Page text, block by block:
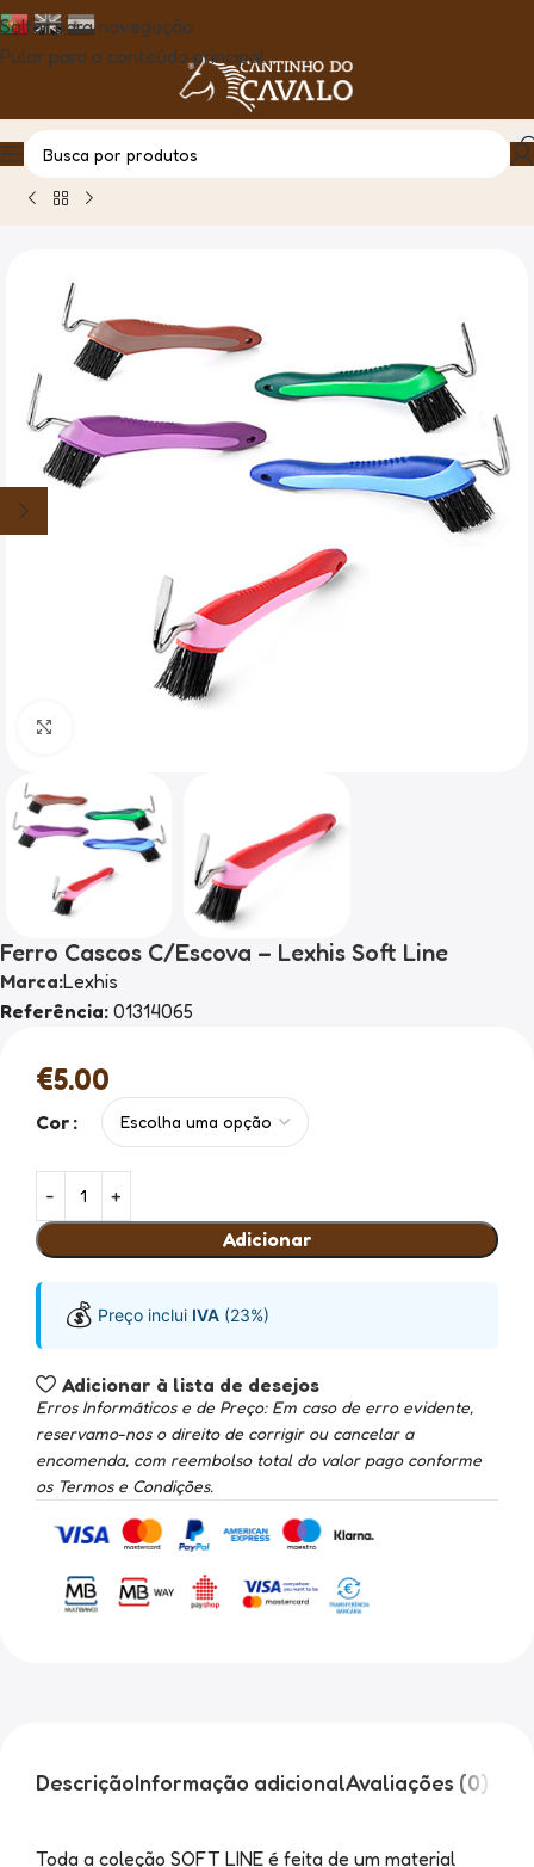
Saltar para navegação
Pular para o conteúdo principal
Casa Produto Ferro Cascos C/Escova – Lexhis Soft Line
Ferro Cascos C/Escova – Lexhis Soft Line
Marca:Lexhis
Referência: 01314065
€5.00
Cor
Adicionar
💰 Preço inclui IVA (23%)
Adicionar à lista de desejos
Erros Informáticos e de Preço: Em caso de erro evidente,
reservamo-nos o direito de corrigir ou cancelar a
encomenda, com reembolso total do valor pago conforme
os Termos e Condições.
DescriçãoInformação adicionalAvaliações (0)
Toda a coleção SOFT LINE é feita de um material